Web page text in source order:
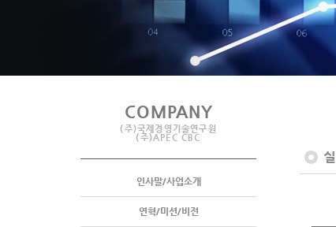
COMPANY
(주)국제경영기술연구원
(주)APEC CBC
인사말/사업소개
연혁/미션/비전